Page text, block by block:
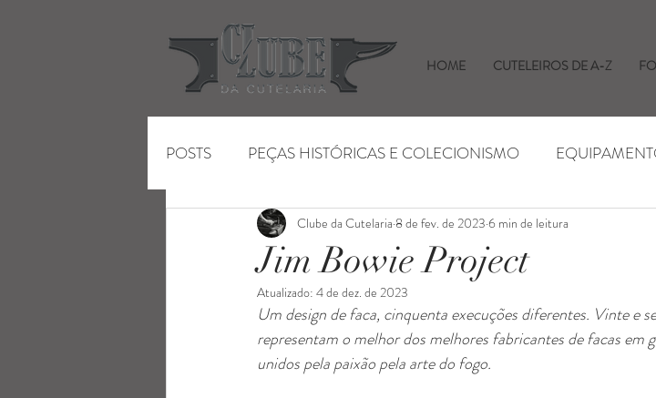
HOME CUTELEIROS DE A-Z
POSTS PEÇAS HISTÓRICAS E COLECIONISMO
ENTRETENIMENTO FEIRAS E EVENTOS INSUMOS
Jim Bowie Project
Clube da Cutelaria 8 de fev. de 2023 6 min de leitura
Atualizado: 4 de dez. de 2023
Um design de faca, cinquenta execuções diferentes. Vinte e
representam o melhor dos melhores fabricantes de facas em
unidos pela paixão pela arte do fogo.